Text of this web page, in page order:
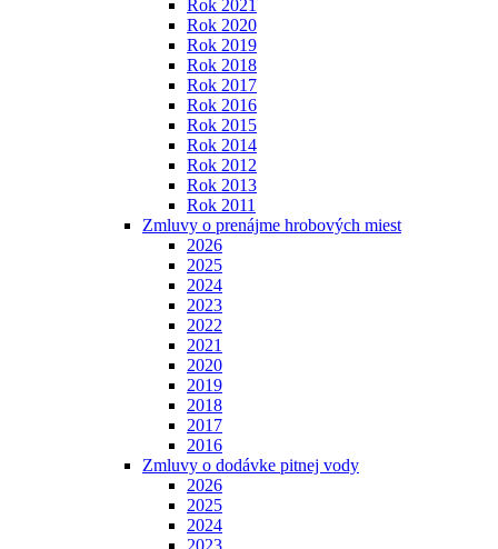
Rok 2021
Rok 2020
Rok 2019
Rok 2018
Rok 2017
Rok 2016
Rok 2015
Rok 2014
Rok 2012
Rok 2013
Rok 2011
Zmluvy o prenájme hrobových miest
2026
2025
2024
2023
2022
2021
2020
2019
2018
2017
2016
Zmluvy o dodávke pitnej vody
2026
2025
2024
2023